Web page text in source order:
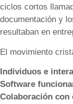
ciclos cortos
documentación y
resultaban en
El movimiento
Individuos e
Software
Colaboración con